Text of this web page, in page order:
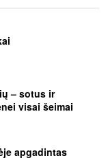
– sotus ir
visai šeimai
apgadintas